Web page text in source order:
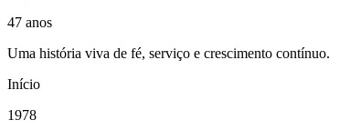
47 anos
Uma história viva de fé, serviço e crescimento contínuo.
Início
1978